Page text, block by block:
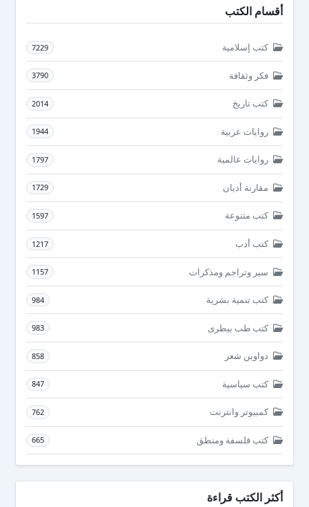
أقسام الكتب
كتب إسلامية 7229
فكر وثقافة 3790
كتب تاريخ 2014
روايات عربية 1944
روايات عالمية 1797
مقارنة أديان 1729
كتب متنوعة 1597
كتب أدب 1217
سير وتراجم ومذكرات 1157
كتب تنمية بشرية 984
كتب طب بيطرى 983
دواوين شعر 858
كتب سياسية 847
كمبيوتر وانترنت 762
كتب فلسفة ومنطق 665
أكثر الكتب قراءة